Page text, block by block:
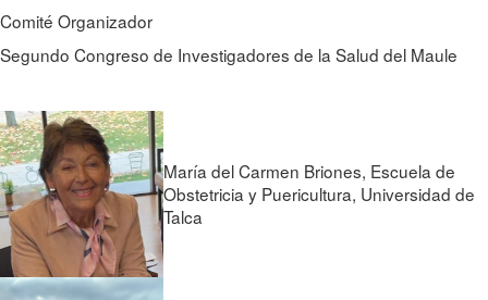
Comité Organizador
Segundo Congreso de Investigadores de la Salud del Maule
María del Carmen Briones, Escuela de
Obstetricia y Puericultura, Universidad de
Talca